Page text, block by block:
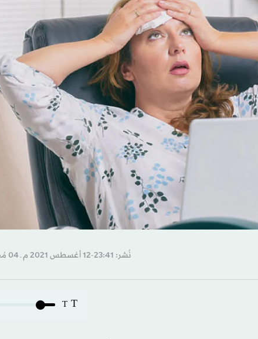
نُشر: 23:41-12 أغسطس 2021 م ـ 04 مُحرَّم 1443 هـ
T
T